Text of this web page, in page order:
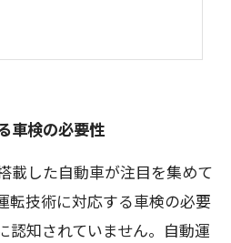
車検の必要性
載した自動車が注目を集めて
転技術に対応する車検の必要
認知されていません。自動運